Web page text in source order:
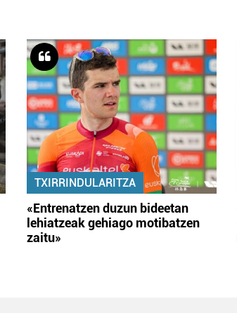
TXIRRINDULARITZA
«Entrenatzen duzun bideetan
lehiatzeak gehiago motibatzen
zaitu»